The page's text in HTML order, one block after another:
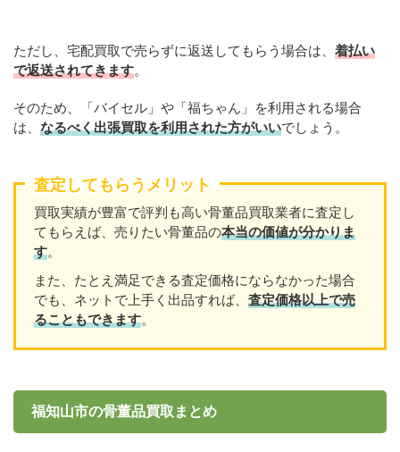
ただし、宅配買取で売らずに返送してもらう場合は、 着払い
で返送されてきます。
そのため、「バイセル」や「福ちゃん」を利用される場合
は、 なるべく出張買取を利用された方がいいでしょう。
査定してもらうメリット
買取実績が豊富で評判も高い骨董品買取業者に査定し
てもらえば、売りたい骨董品の本当の価値が分かりま
す。
また、たとえ満足できる査定価格にならなかった場合
でも、ネットで上手く出品すれば、 査定価格以上で売
ることもできます。
福知山市の骨董品買取まとめ